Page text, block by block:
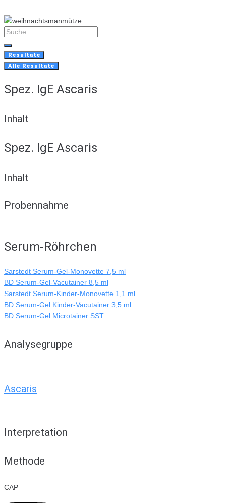
to
content
Search
...
Resultate
Alle Resultate
Spez. IgE Ascaris
Inhalt
Spez. IgE Ascaris
Inhalt
Probennahme
Serum-Röhrchen
Sarstedt Serum-Gel-Monovette 7,5 ml
BD Serum-Gel-Vacutainer 8,5 ml
Sarstedt Serum-Kinder-Monovette 1,1 ml
BD Serum-Gel Kinder-Vacutainer 3,5 ml
BD Serum-Gel Microtainer SST
Analysegruppe
Ascaris
Interpretation
Methode
CAP